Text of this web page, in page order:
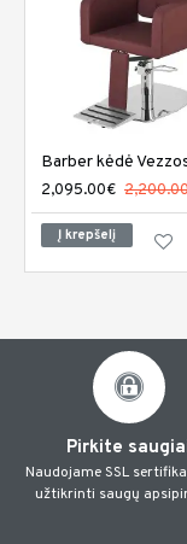
Barber kėdė
2,095.00€
Į krepšelį
Pirkite
Naudojame SSL
užtikrinti saugų